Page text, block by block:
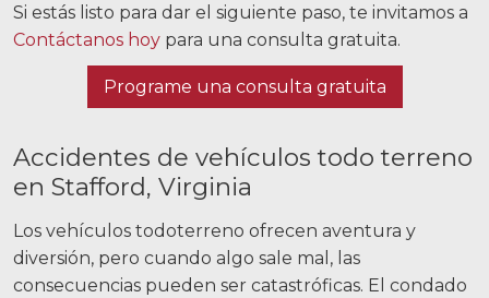
Si estás listo para dar el siguiente paso, te invitamos a
Contáctanos hoy para una consulta gratuita.
Programe una consulta gratuita
Accidentes de vehículos todo terreno
en Stafford, Virginia
Los vehículos todoterreno ofrecen aventura y
diversión, pero cuando algo sale mal, las
consecuencias pueden ser catastróficas. El condado